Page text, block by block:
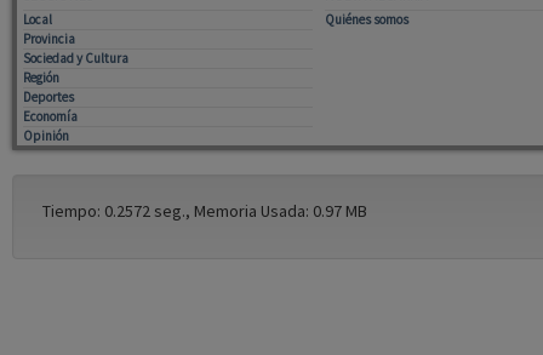
Local
Provincia
Sociedad y Cultura
Región
Deportes
Economía
Opinión
Quiénes somos
Tiempo: 0.2572 seg., Memoria Usada: 0.97 MB